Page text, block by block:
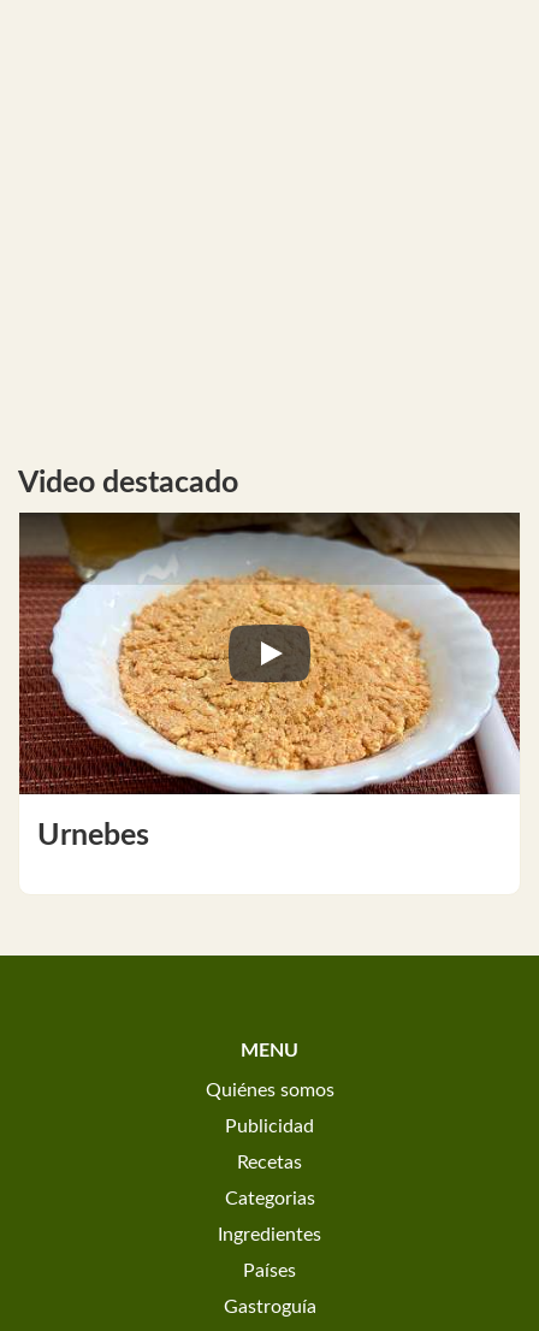
Video destacado
Play
Urnebes
MENU
Quiénes somos
Publicidad
Recetas
Categorias
Ingredientes
Países
Gastroguía